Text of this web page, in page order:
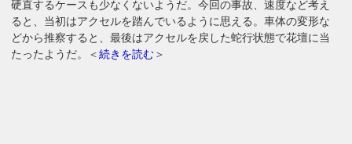
硬直するケースも少なくないようだ。今回の事故、速度など考え
ると、当初はアクセルを踏んでいるように思える。車体の変形な
どから推察すると、最後はアクセルを戻した蛇行状態で花壇に当
たったようだ。＜続きを読む＞